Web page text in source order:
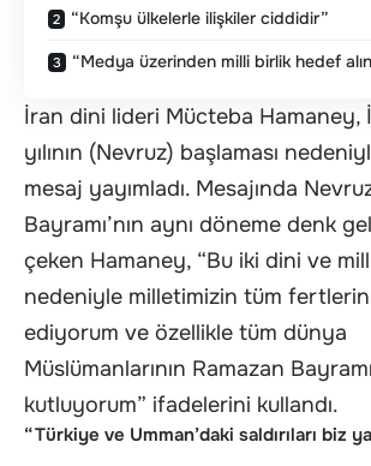
“Komşu ülkelerle ilişkiler ciddidir”
“Medya üzerinden milli birlik hedef
İran dini lideri Mücteba Hamaney,
yılının (Nevruz) başlaması
mesaj yayımladı. Mesajında
Bayramı’nın aynı döneme denk
çeken Hamaney, “Bu iki dini ve
nedeniyle milletimizin tüm
ediyorum ve özellikle tüm dünya
Müslümanlarının Ramazan
kutluyorum” ifadelerini kullandı.
“Türkiye ve Umman’daki saldırıları biz